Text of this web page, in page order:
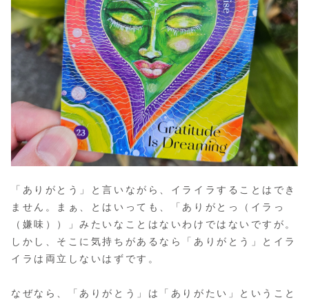
「ありがとう」と言いながら、イライラすることはでき
ません。まぁ、とはいっても、「ありがとっ（イラっ
（嫌味））」みたいなことはないわけではないですが。
しかし、そこに気持ちがあるなら「ありがとう」とイラ
イラは両立しないはずです。
なぜなら、「ありがとう」は「ありがたい」ということ